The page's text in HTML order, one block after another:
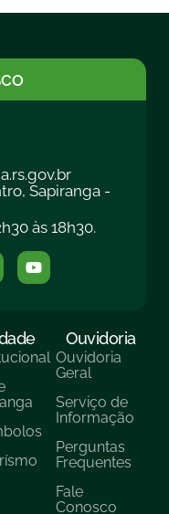
Sapiranga -
às 18h30.
Ouvidoria
Ouvidoria
Geral
Serviço de
Informação
Perguntas
Frequentes
Fale
Conosco